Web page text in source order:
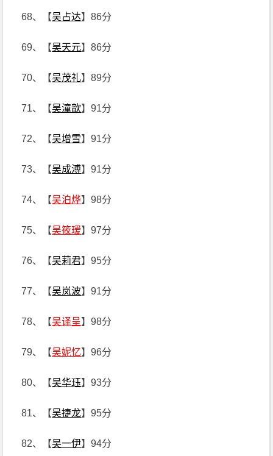
68、【吴占达】86分
69、【吴天元】86分
70、【吴茂礼】89分
71、【吴潼歆】91分
72、【吴增雪】91分
73、【吴成溥】91分
74、【吴泊烨】98分
75、【吴筱瑷】97分
76、【吴莉君】95分
77、【吴岚波】91分
78、【吴译呈】98分
79、【吴妮忆】96分
80、【吴华珏】93分
81、【吴捷龙】95分
82、【吴一伊】94分